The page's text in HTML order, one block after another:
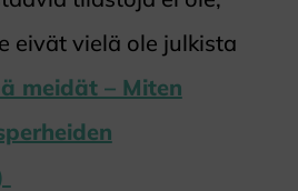
eivät vielä ole julkista
meidät – Miten